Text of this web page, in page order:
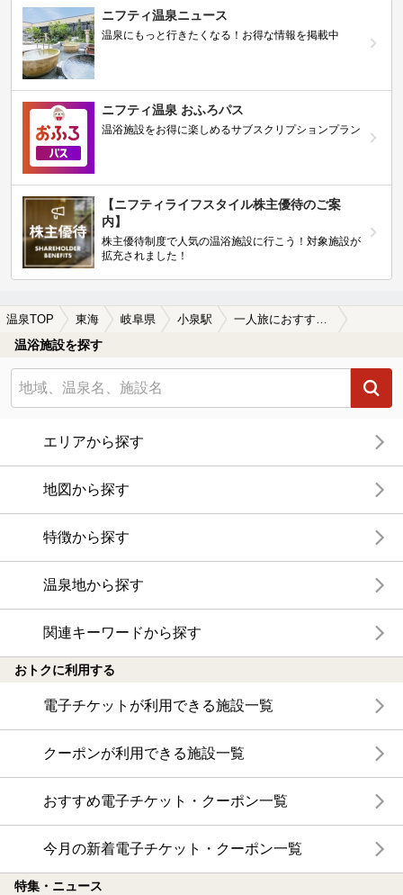
ニフティ温泉ニュース
温泉にもっと行きたくなる！お得な情報を掲載中
ニフティ温泉 おふろパス
温浴施設をお得に楽しめるサブスクリプションプラン
【ニフティライフスタイル株主優待のご案
内】
株主優待制度で人気の温浴施設に行こう！対象施設が
拡充されました！
温泉TOP 東海 岐阜県 小泉駅 一人旅におすすめの小泉駅近くの温泉、日帰り温泉、スーパー銭湯おすすめ
温浴施設を探す
エリアから探す
地図から探す
特徴から探す
温泉地から探す
関連キーワードから探す
おトクに利用する
電子チケットが利用できる施設一覧
クーポンが利用できる施設一覧
おすすめ電子チケット・クーポン一覧
今月の新着電子チケット・クーポン一覧
特集・ニュース